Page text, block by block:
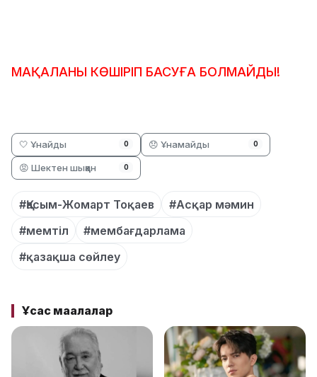
МАҚАЛАНЫ КӨШІРІП БАСУҒА БОЛМАЙДЫ!
🤍 Ұнайды 0 😞 Ұнамайды 0
😡 Шектен шыққан 0
#Қасым-Жомарт Тоқаев
#Асқар мәмин
#мемтіл
#мембағдарлама
#қазақша сөйлеу
Ұқсас мақалалар